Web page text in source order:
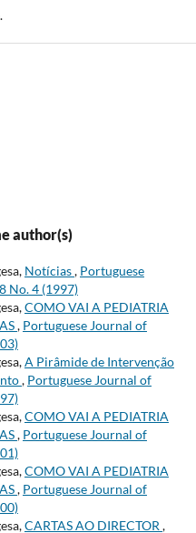
author(s)
Notícias, Portuguese
No. 4 (1997)
COMO VAI A PEDIATRIA
, Portuguese Journal of
A Pirâmide de Intervenção
, Portuguese Journal of
COMO VAI A PEDIATRIA
, Portuguese Journal of
COMO VAI A PEDIATRIA
, Portuguese Journal of
CARTAS AO DIRECTOR ,